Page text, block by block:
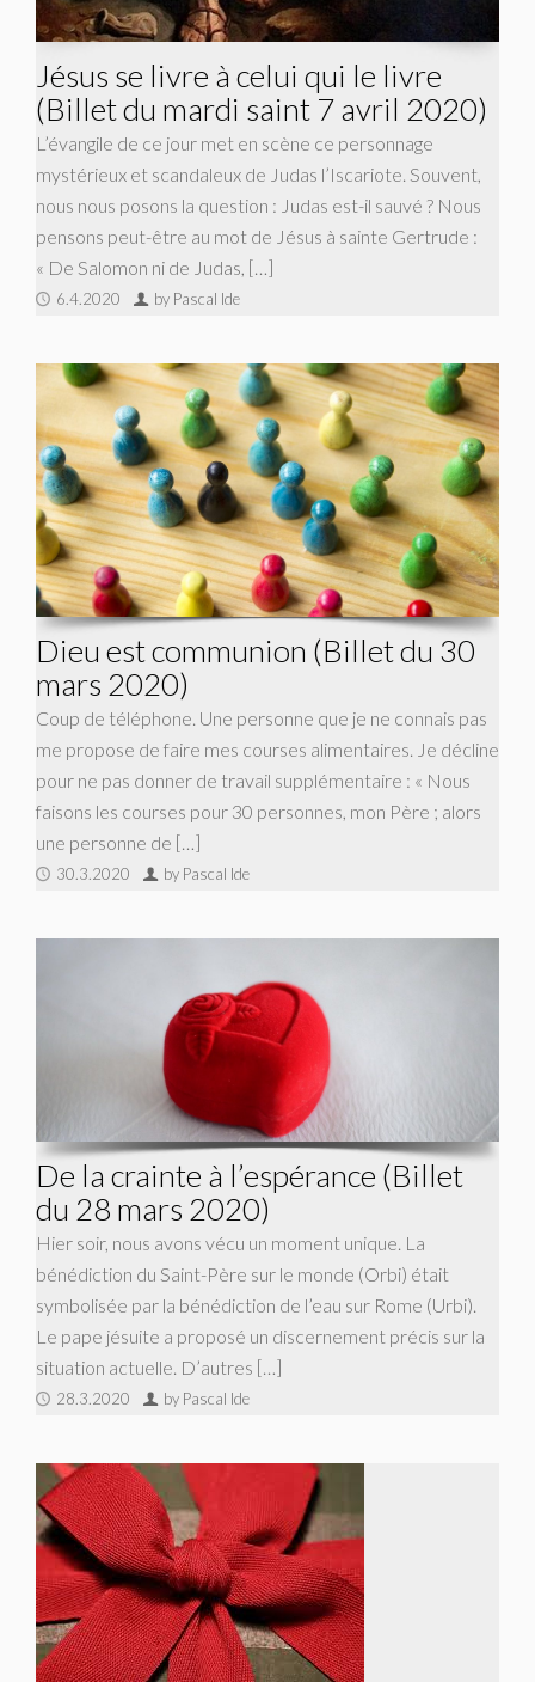
Jésus se livre à celui qui le livre
(Billet du mardi saint 7 avril 2020)
L’évangile de ce jour met en scène ce personnage
mystérieux et scandaleux de Judas l’Iscariote. Souvent,
nous nous posons la question : Judas est-il sauvé ? Nous
pensons peut-être au mot de Jésus à sainte Gertrude :
« De Salomon ni de Judas, […]
6.4.2020 by Pascal Ide
Dieu est communion (Billet du 30
mars 2020)
Coup de téléphone. Une personne que je ne connais pas
me propose de faire mes courses alimentaires. Je décline
pour ne pas donner de travail supplémentaire : « Nous
faisons les courses pour 30 personnes, mon Père ; alors
une personne de […]
30.3.2020 by Pascal Ide
De la crainte à l’espérance (Billet
du 28 mars 2020)
Hier soir, nous avons vécu un moment unique. La
bénédiction du Saint-Père sur le monde (Orbi) était
symbolisée par la bénédiction de l’eau sur Rome (Urbi).
Le pape jésuite a proposé un discernement précis sur la
situation actuelle. D’autres […]
28.3.2020 by Pascal Ide